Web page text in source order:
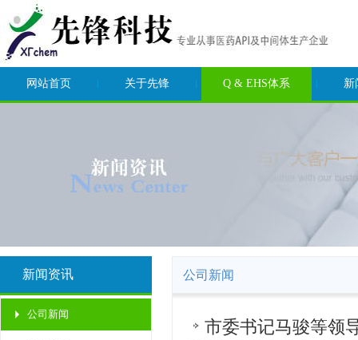
网站首页 关于先锋 Q & EHS体系 新
新闻资讯
公司新闻
公司新闻
市委书记马骏等领